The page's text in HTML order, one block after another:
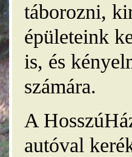
táborozni,
épületeink
is, és
számára.
A
autóval